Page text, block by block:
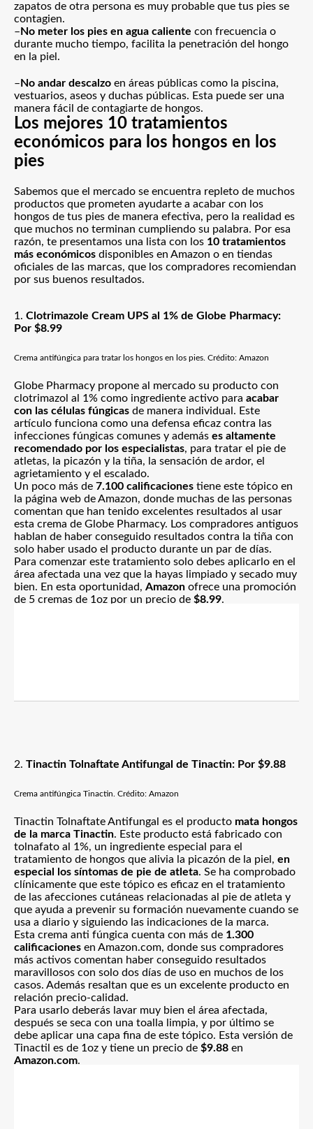
zapatos de otra persona es muy probable que tus pies se
contagien.
– No meter los pies en agua caliente con frecuencia o
durante mucho tiempo, facilita la penetración del hongo
en la piel.
– No andar descalzo en áreas públicas como la piscina,
vestuarios, aseos y duchas públicas. Esta puede ser una
manera fácil de contagiarte de hongos.
Los mejores 10 tratamientos
económicos para los hongos en los
pies
Sabemos que el mercado se encuentra repleto de muchos
productos que prometen ayudarte a acabar con los
hongos de tus pies de manera efectiva, pero la realidad es
que muchos no terminan cumpliendo su palabra. Por esa
razón, te presentamos una lista con los 10 tratamientos
más económicos disponibles en Amazon o en tiendas
oficiales de las marcas, que los compradores recomiendan
por sus buenos resultados.
Clotrimazole Cream UPS al 1% de Globe Pharmacy:
Por $8.99
Crema antifúngica para tratar los hongos en los pies. Crédito: Amazon
Globe Pharmacy propone al mercado su producto con
clotrimazol al 1% como ingrediente activo para acabar
con las células fúngicas de manera individual. Este
artículo funciona como una defensa eficaz contra las
infecciones fúngicas comunes y además es altamente
recomendado por los especialistas, para tratar el pie de
atletas, la picazón y la tiña, la sensación de ardor, el
agrietamiento y el escalado.
Un poco más de 7.100 calificaciones tiene este tópico en
la página web de Amazon, donde muchas de las personas
comentan que han tenido excelentes resultados al usar
esta crema de Globe Pharmacy. Los compradores antiguos
hablan de haber conseguido resultados contra la tiña con
solo haber usado el producto durante un par de días.
Para comenzar este tratamiento solo debes aplicarlo en el
área afectada una vez que la hayas limpiado y secado muy
bien. En esta oportunidad, Amazon ofrece una promoción
de 5 cremas de 1oz por un precio de $8.99.
Tinactin Tolnaftate Antifungal de Tinactin: Por $9.88
Crema antifúngica Tinactin. Crédito: Amazon
Tinactin Tolnaftate Antifungal es el producto mata hongos
de la marca Tinactin. Este producto está fabricado con
tolnafato al 1%, un ingrediente especial para el
tratamiento de hongos que alivia la picazón de la piel, en
especial los síntomas de pie de atleta. Se ha comprobado
clínicamente que este tópico es eficaz en el tratamiento
de las afecciones cutáneas relacionadas al pie de atleta y
que ayuda a prevenir su formación nuevamente cuando se
usa a diario y siguiendo las indicaciones de la marca.
Esta crema anti fúngica cuenta con más de 1.300
calificaciones en Amazon.com, donde sus compradores
más activos comentan haber conseguido resultados
maravillosos con solo dos días de uso en muchos de los
casos. Además resaltan que es un excelente producto en
relación precio-calidad.
Para usarlo deberás lavar muy bien el área afectada,
después se seca con una toalla limpia, y por último se
debe aplicar una capa fina de este tópico. Esta versión de
Tinactil es de 1oz y tiene un precio de $9.88 en
Amazon.com.